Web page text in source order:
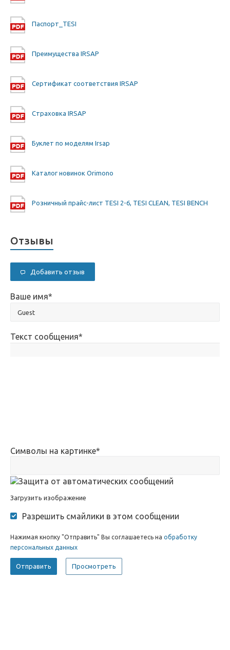
Паспорт_TESI
Преимущества IRSAP
Сертификат соответствия IRSAP
Страховка IRSAP
Буклет по моделям Irsap
Каталог новинок Orimono
Розничный прайс-лист TESI 2-6, TESI CLEAN, TESI BENCH
Отзывы
Добавить отзыв
Ваше имя*
Текст сообщения*
Символы на картинке*
Загрузить изображение
Разрешить смайлики в этом сообщении
Нажимая кнопку "Отправить" Вы соглашаетесь на обработку
персональных данных